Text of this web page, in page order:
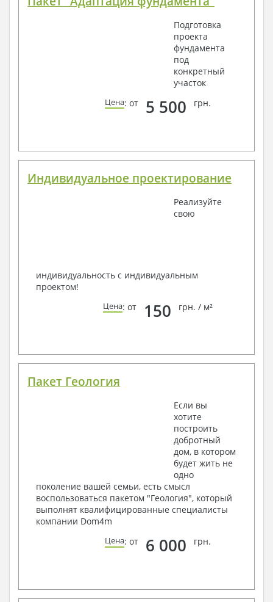
Подготовка
проекта
фундамента
под
конкретный
участок
Цена: от 5 500 грн.
Индивидуальное проектирование
Реализуйте
свою
индивидуальность с индивидуальным
проектом!
Цена: от 150 грн. / м²
Пакет Геология
Если вы
хотите
построить
добротный
дом, в котором
будет жить не
одно
поколение вашей семьи, есть смысл
воспользоваться пакетом "Геология", который
выполнят квалифицированные специалисты
компании Dom4m
Цена: от 6 000 грн.